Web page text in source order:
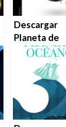
Descargar
Planeta de
Susana
Gijón en
PDF | MOBI